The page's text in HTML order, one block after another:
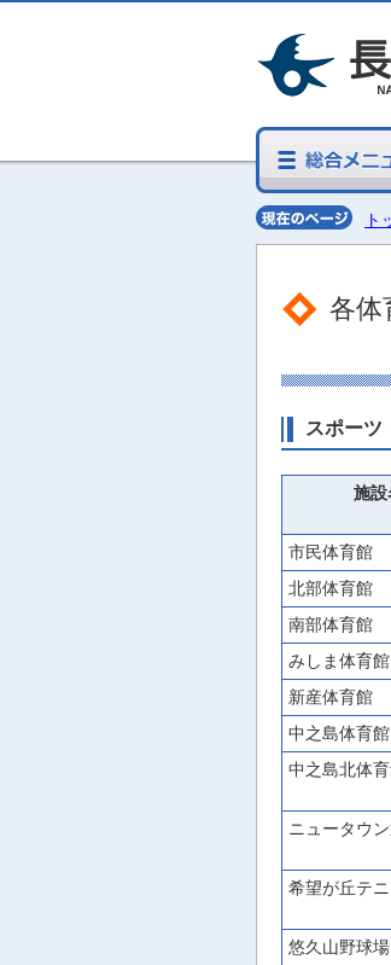
ト
各体
スポーツ
施設
市民体育館
北部体育館
南部体育館
みしま体育館
新産体育館
中之島体育館
中之島北体
ニュータウ
希望が丘テ
悠久山野球場